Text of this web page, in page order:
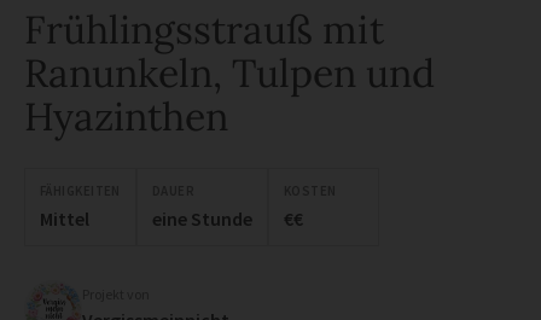
Frühlingsstrauß mit
Ranunkeln, Tulpen und
Hyazinthen
Mittel eine Stunde €€